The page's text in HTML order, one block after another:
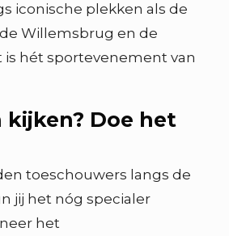
iconische plekken als de
Willemsbrug en de
is hét sportevenement van
kijken? Doe het
toeschouwers langs de
jij het nóg specialer
het